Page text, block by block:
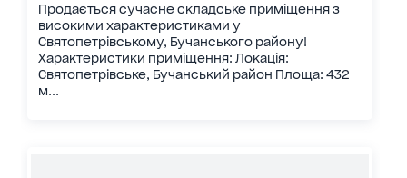
Продається сучасне складське приміщення з
високими характеристиками у
Святопетрівському, Бучанського району!
Характеристики приміщення: Локація:
Святопетрівське, Бучанський район Площа: 432
м...